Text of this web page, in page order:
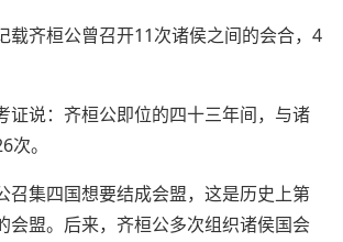
载齐桓公曾召开11次诸侯之间的会合，4
证说：齐桓公即位的四十三年间，与诸
。
召集四国想要结成会盟，这是历史上第
会盟。后来，齐桓公多次组织诸侯国会